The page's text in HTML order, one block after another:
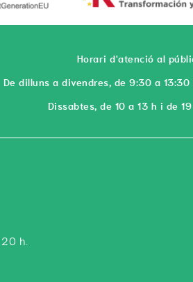
Horari d'atenció al
De dilluns a divendres, de 9:30 a
Dissabtes, de 10 a 13 h i de
h.